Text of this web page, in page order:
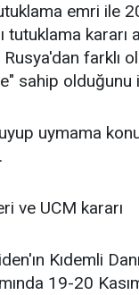
emri ile
tutuklama kararı
farklı
sahip olduğunu
uymama
ve UCM kararı
Kıdemli
19-20